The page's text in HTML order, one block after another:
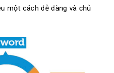
một cách dễ dàng và chủ